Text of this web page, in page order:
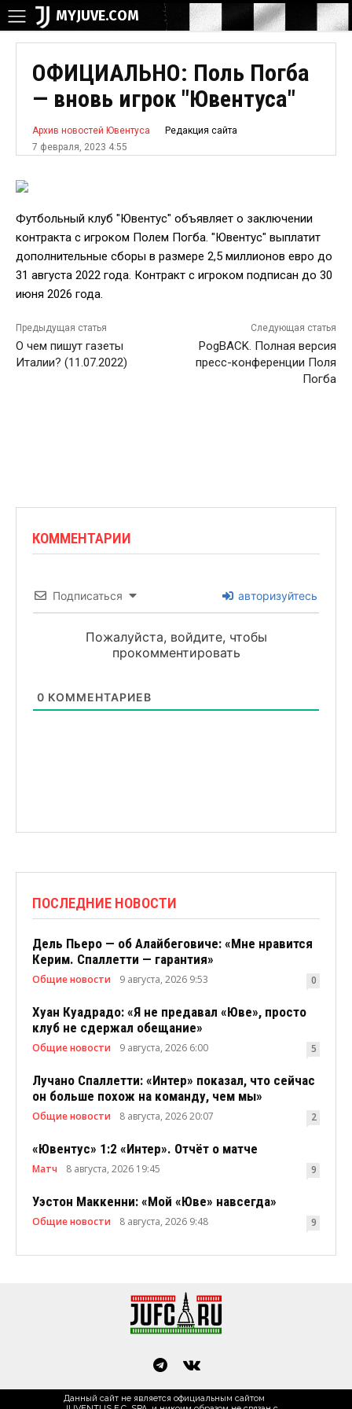
MYJUVE.COM
ОФИЦИАЛЬНО: Поль Погба
— вновь игрок "Ювентуса"
Архив новостей Ювентуса
Редакция сайта
7 февраля, 2023 4:55
Футбольный клуб "Ювентус" объявляет о заключении
контракта с игроком Полем Погба. "Ювентус" выплатит
дополнительные сборы в размере 2,5 миллионов евро до
31 августа 2022 года. Контракт с игроком подписан до 30
июня 2026 года.
Предыдущая статья
О чем пишут газеты
Италии? (11.07.2022)
Следующая статья
PogBACK. Полная версия
пресс-конференции Поля
Погба
КОММЕНТАРИИ
Подписаться авторизуйтесь
Пожалуйста, войдите, чтобы
прокомментировать
0 КОММЕНТАРИЕВ
ПОСЛЕДНИЕ НОВОСТИ
Дель Пьеро — об Алайбеговиче: «Мне нравится
Керим. Спаллетти — гарантия»
Общие новости 9 августа, 2026 9:53 0
Хуан Куадрадо: «Я не предавал «Юве», просто
клуб не сдержал обещание»
Общие новости 9 августа, 2026 6:00 5
Лучано Спаллетти: «Интер» показал, что сейчас
он больше похож на команду, чем мы»
Общие новости 8 августа, 2026 20:07 2
«Ювентус» 1:2 «Интер». Отчёт о матче
Матч 8 августа, 2026 19:45 9
Уэстон Маккенни: «Мой «Юве» навсегда»
Общие новости 8 августа, 2026 9:48 9
Данный сайт не является официальным сайтом